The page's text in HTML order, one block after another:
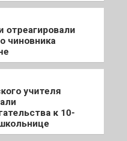
отреагировали
чиновника
учителя
к 10-